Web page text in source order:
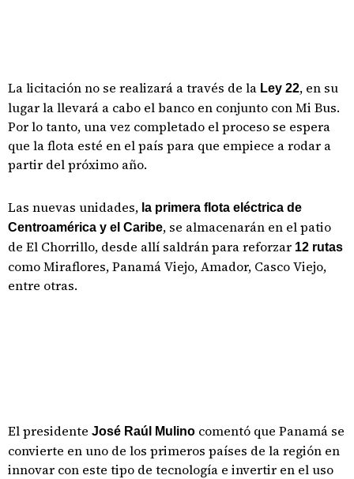
La licitación no se realizará a través de la Ley 22, en su
lugar la llevará a cabo el banco en conjunto con Mi Bus.
Por lo tanto, una vez completado el proceso se espera
que la flota esté en el país para que empiece a rodar a
partir del próximo año.
Las nuevas unidades, la primera flota eléctrica de
Centroamérica y el Caribe, se almacenarán en el patio
de El Chorrillo, desde allí saldrán para reforzar 12 rutas
como Miraflores, Panamá Viejo, Amador, Casco Viejo,
entre otras.
El presidente José Raúl Mulino comentó que Panamá se
convierte en uno de los primeros países de la región en
innovar con este tipo de tecnología e invertir en el uso